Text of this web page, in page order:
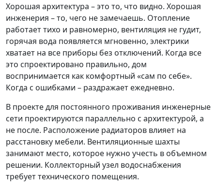
Хорошая архитектура – это то, что видно. Хорошая
инженерия – то, чего не замечаешь. Отопление
работает тихо и равномерно, вентиляция не гудит,
горячая вода появляется мгновенно, электрики
хватает на все приборы без отключений. Когда все
это спроектировано правильно, дом
воспринимается как комфортный «сам по себе».
Когда с ошибками – раздражает ежедневно.
В проекте для постоянного проживания инженерные
сети проектируются параллельно с архитектурой, а
не после. Расположение радиаторов влияет на
расстановку мебели. Вентиляционные шахты
занимают место, которое нужно учесть в объемном
решении. Коллекторный узел водоснабжения
требует технического помещения.